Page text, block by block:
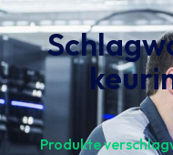
Produkte